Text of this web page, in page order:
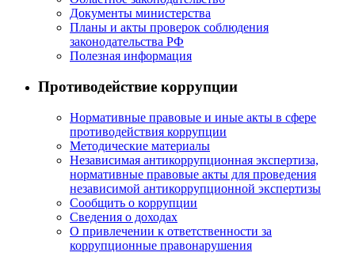
Документы министерства
Планы и акты проверок соблюдения
законодательства РФ
Полезная информация
Противодействие коррупции
Нормативные правовые и иные акты в сфере
противодействия коррупции
Методические материалы
Независимая антикоррупционная экспертиза,
нормативные правовые акты для проведения
независимой антикоррупционной экспертизы
Сообщить о коррупции
Сведения о доходах
О привлечении к ответственности за
коррупционные правонарушения